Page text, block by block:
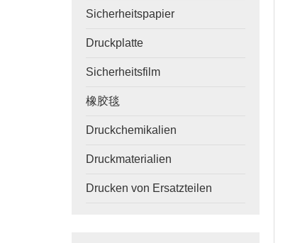
Sicherheitspapier
Druckplatte
Sicherheitsfilm
橡胶毯
Druckchemikalien
Druckmaterialien
Drucken von Ersatzteilen